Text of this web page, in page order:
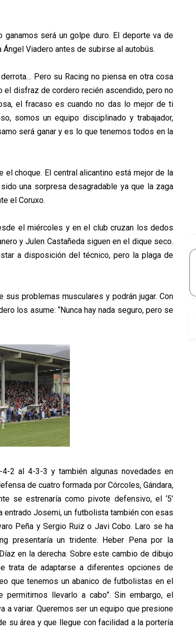
será un golpe duro. El deporte va de
Ángel Viadero antes de subirse al autobús.
Pero su Racing no piensa en otra cosa
el disfraz de cordero recién ascendido, pero no
el fracaso es cuando no das lo mejor de ti
somos un equipo disciplinado y trabajador,
será ganar y es lo que tenemos todos en la
choque. El central alicantino está mejor de la
una sorpresa desagradable ya que la zaga
el Coruxo.
el miércoles y en el club cruzan los dedos
y Julen Castañeda siguen en el dique seco.
a disposición del técnico, pero la plaga de
problemas musculares y podrán jugar. Con
los asume: “Nunca hay nada seguro, pero se
2 al 4-3-3 y también algunas novedades en
de cuatro formada por Córcoles, Gándara,
se estrenaría como pivote defensivo, el ‘5’
entrado Josemi, un futbolista también con esas
Peña y Sergio Ruiz o Javi Cobo. Laro se ha
presentaría un tridente: Heber Pena por la
en la derecha. Sobre este cambio de dibujo
trata de adaptarse a diferentes opciones de
que tenemos un abanico de futbolistas en el
llevarlo a cabo”. Sin embargo, el
a variar. Queremos ser un equipo que presione
su área y que llegue con facilidad a la portería